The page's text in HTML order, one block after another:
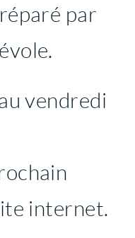
par
vendredi
internet.